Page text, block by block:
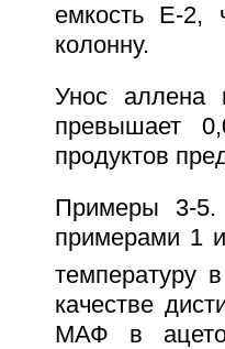
емкость Е-2,
колонну.
Унос аллена
превышает
продуктов
Примеры 3-5.
примерами 1
температуру
качестве
МАФ в